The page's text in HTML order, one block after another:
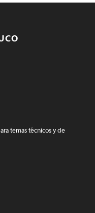
temas técnicos y de